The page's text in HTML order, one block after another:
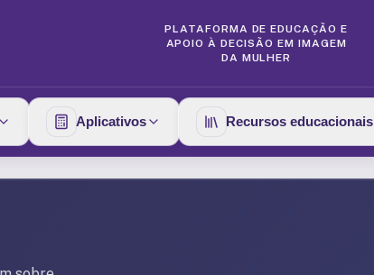
PLATAFORMA DE EDUCAÇÃO E
APOIO À DECISÃO EM IMAGEM
DA MULHER
Aplicativos Recursos educacionais